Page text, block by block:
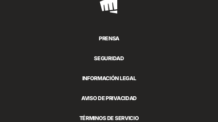
Riot
PRENSA
SEGURIDAD
INFORMACIÓN LEGAL
AVISO DE PRIVACIDAD
TÉRMINOS DE SERVICIO